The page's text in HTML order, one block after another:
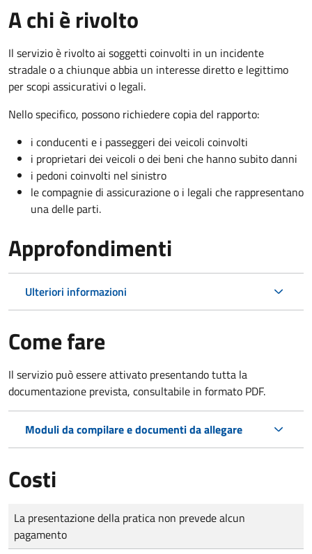
A chi è rivolto
Il servizio è rivolto ai soggetti coinvolti in un incidente
stradale o a chiunque abbia un interesse diretto e legittimo
per scopi assicurativi o legali.
Nello specifico, possono richiedere copia del rapporto:
i conducenti e i passeggeri dei veicoli coinvolti
i proprietari dei veicoli o dei beni che hanno subito danni
i pedoni coinvolti nel sinistro
le compagnie di assicurazione o i legali che rappresentano
una delle parti.
Approfondimenti
Ulteriori informazioni
Come fare
Il servizio può essere attivato presentando tutta la
documentazione prevista, consultabile in formato PDF.
Moduli da compilare e documenti da allegare
Costi
Tipo di pagamento
Importo
La presentazione della pratica non prevede alcun
pagamento